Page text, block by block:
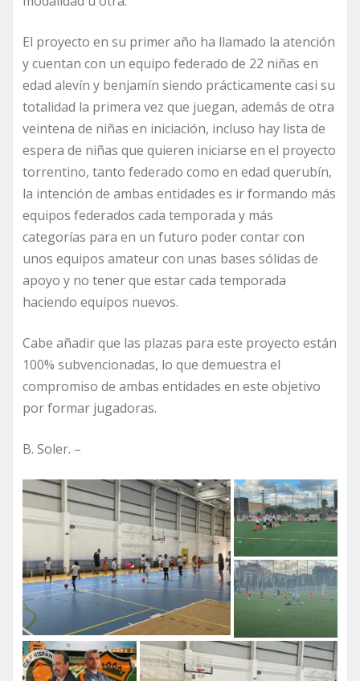
El proyecto en su primer año ha llamado la atención
y cuentan con un equipo federado de 22 niñas en
edad alevín y benjamín siendo prácticamente casi su
totalidad la primera vez que juegan, además de otra
veintena de niñas en iniciación, incluso hay lista de
espera de niñas que quieren iniciarse en el proyecto
torrentino, tanto federado como en edad querubín,
la intención de ambas entidades es ir formando más
equipos federados cada temporada y más
categorías para en un futuro poder contar con
unos equipos amateur con unas bases sólidas de
apoyo y no tener que estar cada temporada
haciendo equipos nuevos.
Cabe añadir que las plazas para este proyecto están
100% subvencionadas, lo que demuestra el
compromiso de ambas entidades en este objetivo
por formar jugadoras.
B. Soler. –